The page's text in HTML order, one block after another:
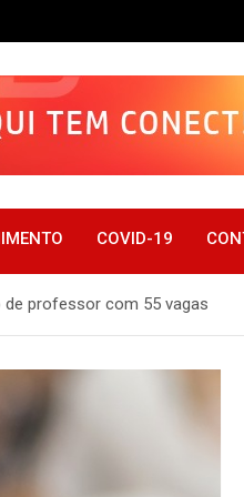
COVID-19
professor com 55 vagas